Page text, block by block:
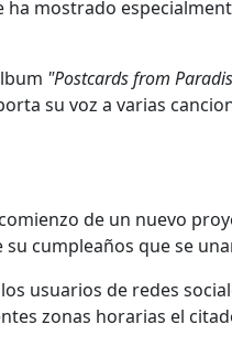
ha mostrado
"Postcards from
su voz a varias
de un nuevo
cumpleaños que se
usuarios de redes
zonas horarias el